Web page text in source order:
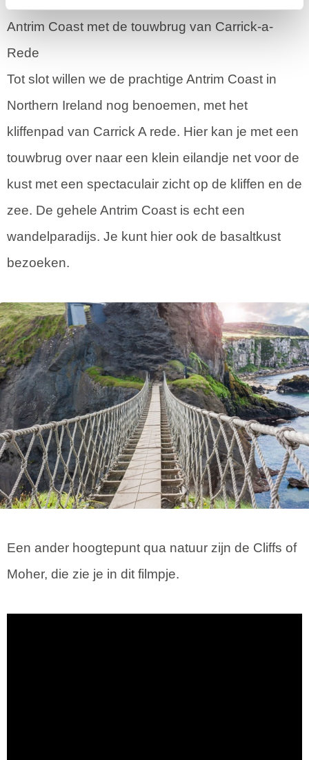
Antrim Coast met de touwbrug van Carrick-a-
Rede
Tot slot willen we de prachtige Antrim Coast in
Northern Ireland nog benoemen, met het
kliffenpad van Carrick A rede. Hier kan je met een
touwbrug over naar een klein eilandje net voor de
kust met een spectaculair zicht op de kliffen en de
zee. De gehele Antrim Coast is echt een
wandelparadijs. Je kunt hier ook de basaltkust
bezoeken.
Een ander hoogtepunt qua natuur zijn de Cliffs of
Moher, die zie je in dit filmpje.